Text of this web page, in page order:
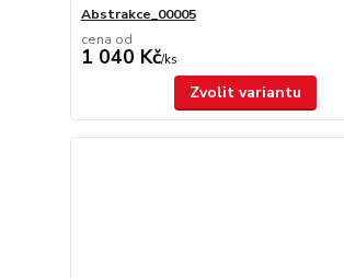
Abstrakce_00005
cena od
1 040 Kč/ks
Zvolit variantu